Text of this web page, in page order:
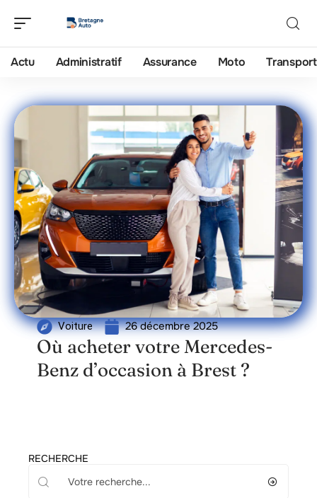
Actu Administratif Assurance Moto Transport
Voiture 26 décembre 2025
Où acheter votre Mercedes-
Benz d’occasion à Brest ?
RECHERCHE